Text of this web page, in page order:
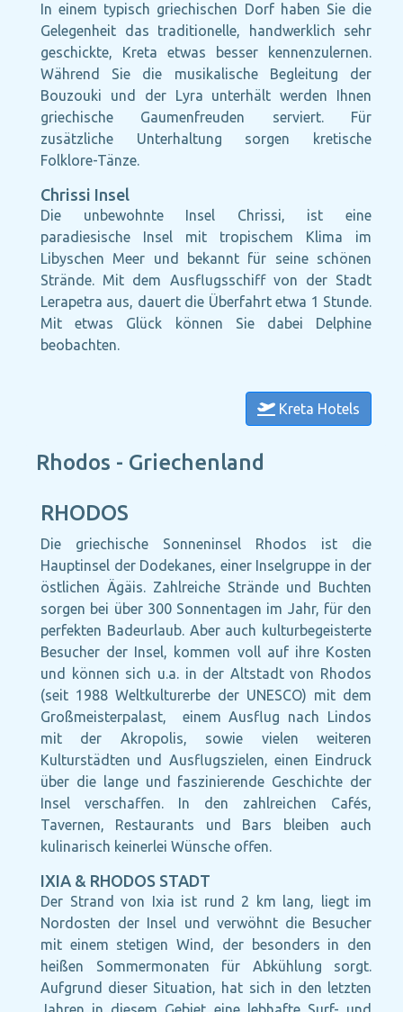
In einem typisch griechischen Dorf haben Sie die
Gelegenheit das traditionelle, handwerklich sehr
geschickte, Kreta etwas besser kennenzulernen.
Während Sie die musikalische Begleitung der
Bouzouki und der Lyra unterhält werden Ihnen
griechische Gaumenfreuden serviert. Für
zusätzliche Unterhaltung sorgen kretische
Folklore-Tänze.
Chrissi Insel
Die unbewohnte Insel Chrissi, ist eine
paradiesische Insel mit tropischem Klima im
Libyschen Meer und bekannt für seine schönen
Strände. Mit dem Ausflugsschiff von der Stadt
Lerapetra aus, dauert die Überfahrt etwa 1 Stunde.
Mit etwas Glück können Sie dabei Delphine
beobachten.
Kreta Hotels
Rhodos - Griechenland
RHODOS
Die griechische Sonneninsel Rhodos ist die
Hauptinsel der Dodekanes, einer Inselgruppe in der
östlichen Ägäis. Zahlreiche Strände und Buchten
sorgen bei über 300 Sonnentagen im Jahr, für den
perfekten Badeurlaub. Aber auch kulturbegeisterte
Besucher der Insel, kommen voll auf ihre Kosten
und können sich u.a. in der Altstadt von Rhodos
(seit 1988 Weltkulturerbe der UNESCO) mit dem
Großmeisterpalast, einem Ausflug nach Lindos
mit der Akropolis, sowie vielen weiteren
Kulturstädten und Ausflugszielen, einen Eindruck
über die lange und faszinierende Geschichte der
Insel verschaffen. In den zahlreichen Cafés,
Tavernen, Restaurants und Bars bleiben auch
kulinarisch keinerlei Wünsche offen.
IXIA & RHODOS STADT
Der Strand von Ixia ist rund 2 km lang, liegt im
Nordosten der Insel und verwöhnt die Besucher
mit einem stetigen Wind, der besonders in den
heißen Sommermonaten für Abkühlung sorgt.
Aufgrund dieser Situation, hat sich in den letzten